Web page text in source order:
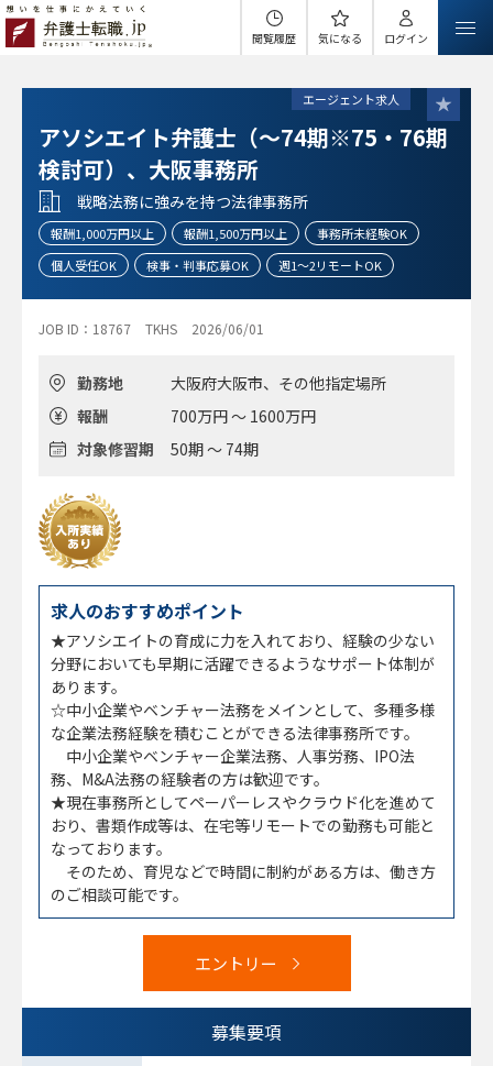
閲覧履歴 気になる ログイン
エージェント求人
アソシエイト弁護士（～74期※75・76期
検討可）、大阪事務所
戦略法務に強みを持つ法律事務所
報酬1,000万円以上 報酬1,500万円以上
事務所未経験OK
個人受任OK
検事・判事応募OK 週1～2リモートOK
JOB ID：18767 TKHS 2026/06/01
勤務地
大阪府大阪市、その他指定場所
報酬
700万円 ～ 1600万円
対象修習期
50期 ～ 74期
求人のおすすめポイント
★アソシエイトの育成に力を入れており、経験の少ない
分野においても早期に活躍できるようなサポート体制が
あります。
☆中小企業やベンチャー法務をメインとして、多種多様
な企業法務経験を積むことができる法律事務所です。
中小企業やベンチャー企業法務、人事労務、IPO法
務、M&A法務の経験者の方は歓迎です。
★現在事務所としてペーパーレスやクラウド化を進めて
おり、書類作成等は、在宅等リモートでの勤務も可能と
なっております。
そのため、育児などで時間に制約がある方は、働き方
のご相談可能です。
エントリー
募集要項